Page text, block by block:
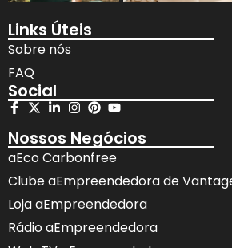
Links Úteis
Sobre nós
FAQ
Social
Nossos Negócios
aEco Carbonfree
Clube aEmpreendedora de
Loja aEmpreendedora
Rádio aEmpreendedora